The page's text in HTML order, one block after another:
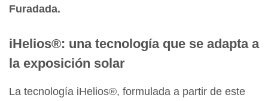
Furadada.
iHelios®: una tecnología que se adapta a
la exposición solar
La tecnología iHelios®, formulada a partir de este